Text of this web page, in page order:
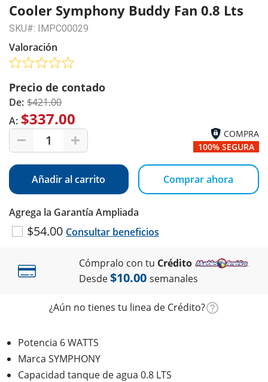
Cooler Symphony Buddy Fan 0.8 Lts
SKU#: IMPC00029
Valoración
Precio de contado
De: $421.00
A: $337.00
1
COMPRA
100% SEGURA
Añadir al carrito Comprar ahora
Agrega la Garantía Ampliada
$54.00 Consultar beneficios
Cómpralo con tu Crédito
Desde$10.00 semanales
¿Aún no tienes tu linea de Crédito?
Potencia 6 WATTS
Marca SYMPHONY
Capacidad tanque de agua 0.8 LTS